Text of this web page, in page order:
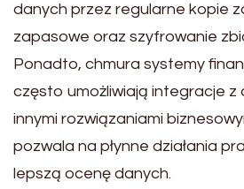
danych przez regularne kopie
zapasowe oraz szyfrowanie
Ponadto, chmura systemy
często umożliwiają integracje z
innymi rozwiązaniami
pozwala na płynne działania
lepszą ocenę danych.